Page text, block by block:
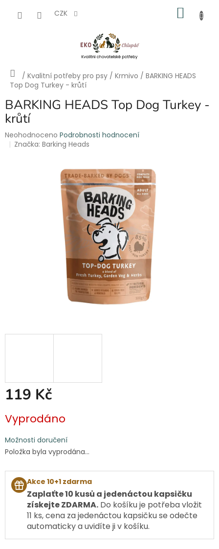
CZK
Domů
/ Kvalitní potřeby pro psy / Krmivo / BARKING HEADS
Top Dog Turkey - krůtí
BARKING HEADS Top Dog Turkey -
krůtí
Průměrné
hodnocení
Neohodnoceno Podrobnosti hodnocení
Značka:Barking Heads
119 Kč
cena:
Vyprodáno
Možnosti doručení
Položka byla vyprodána…
Akce 10+1 zdarma
Zaplaťte 10 kusů a jedenáctou kapsičku
získejte ZDARMA. Do košíku je potřeba vložit
11 ks, cena za jedenáctou kapsičku se odečte
automaticky a uvidíte ji v košíku.